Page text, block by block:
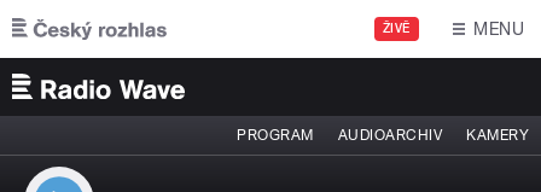
Přejít k hlavnímu obsahu
ŽIVĚ MENU
PROGRAM AUDIOARCHIV KAMERY